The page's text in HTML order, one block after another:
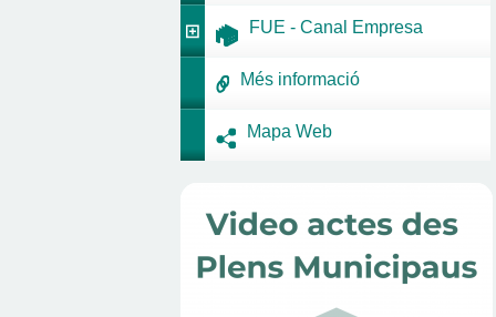
FUE - Canal Empresa
Més informació
Mapa Web